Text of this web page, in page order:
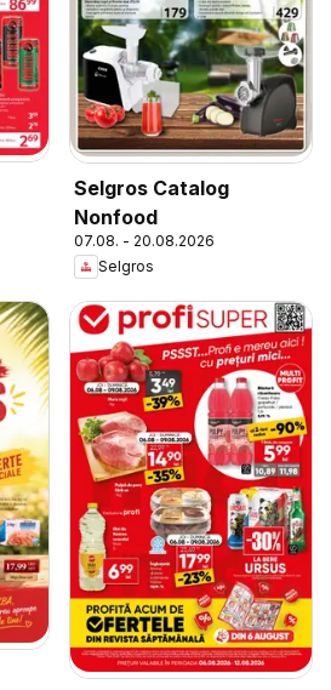
Selgros Catalog
Nonfood
07.08. - 20.08.2026
Selgros